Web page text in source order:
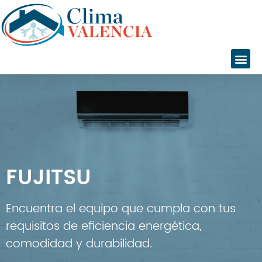
Inicio
Instalaciones
Daitsu
Giatsu
General
FUJITSU
Encuentra el equipo que cumpla con tus
requisitos de eficiencia energética,
comodidad y durabilidad.